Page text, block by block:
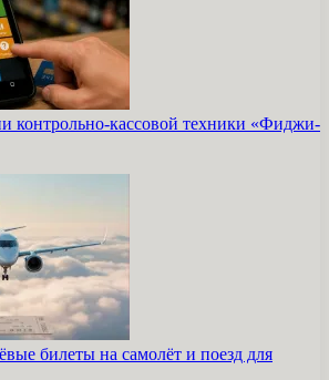
контрольно-кассовой техники «Фиджи-
билеты на самолёт и поезд для